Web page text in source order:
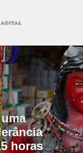
horas